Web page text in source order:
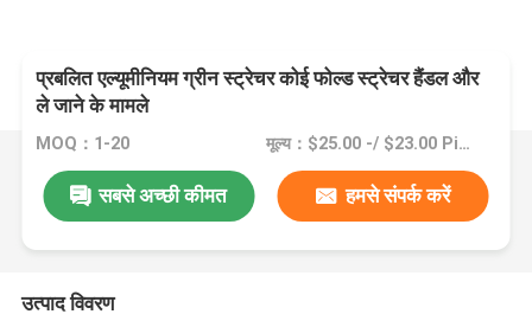
प्रबलित एल्यूमीनियम ग्रीन स्ट्रेचर कोई फोल्ड स्ट्रेचर हैंडल और
ले जाने के मामले
MOQ：1-20 मूल्य：$25.00 -/ $23.00 Pieces 1-29 Pieces
सबसे अच्छी कीमत हमसे संपर्क करें
उत्पाद विवरण